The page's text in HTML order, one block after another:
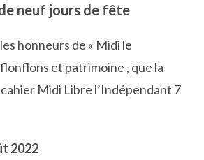
neuf jours de fête
honneurs de « Midi le
et patrimoine , que la
Midi Libre l’Indépendant 7
2022